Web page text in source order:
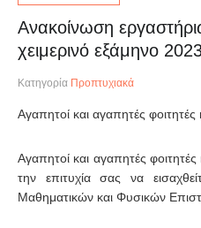
Ανακοίνωση
χειμερινό εξάμηνο
Κατηγορία Προπτυχιακά
Αγαπητοί και αγαπητές φοιτητές
Αγαπητοί και αγαπητές φοιτητές
την επιτυχία σας να
Μαθηματικών και Φυσικών